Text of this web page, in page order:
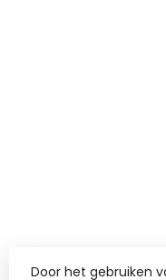
Door het gebruiken